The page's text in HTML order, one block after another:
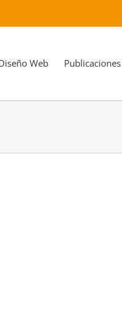
Web Publicaciones